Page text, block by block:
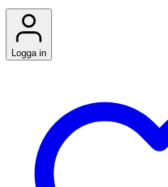
Logga in